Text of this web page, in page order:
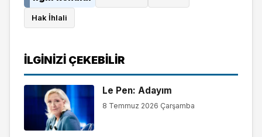
Hak İhlali
İLGINIZI ÇEKEBILIR
Le Pen: Adayım
8 Temmuz 2026 Çarşamba